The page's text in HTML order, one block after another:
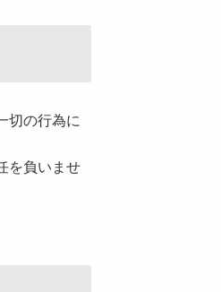
切の行為に
を負いませ